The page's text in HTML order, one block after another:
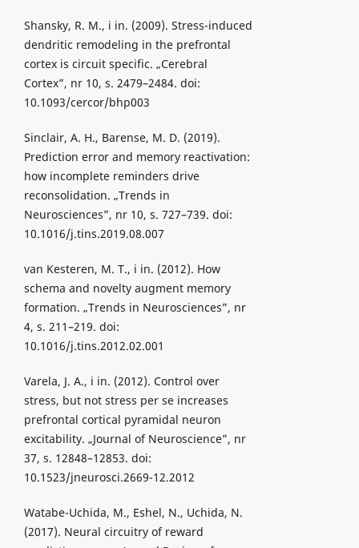
Shansky, R. M., i in. (2009). Stress-induced
dendritic remodeling in the prefrontal
cortex is circuit specific. „Cerebral
Cortex”, nr 10, s. 2479–2484. doi:
10.1093/cercor/bhp003
Sinclair, A. H., Barense, M. D. (2019).
Prediction error and memory reactivation:
how incomplete reminders drive
reconsolidation. „Trends in
Neurosciences”, nr 10, s. 727–739. doi:
10.1016/j.tins.2019.08.007
van Kesteren, M. T., i in. (2012). How
schema and novelty augment memory
formation. „Trends in Neurosciences”, nr
4, s. 211–219. doi:
10.1016/j.tins.2012.02.001
Varela, J. A., i in. (2012). Control over
stress, but not stress per se increases
prefrontal cortical pyramidal neuron
excitability. „Journal of Neuroscience”, nr
37, s. 12848–12853. doi:
10.1523/jneurosci.2669-12.2012
Watabe-Uchida, M., Eshel, N., Uchida, N.
(2017). Neural circuitry of reward